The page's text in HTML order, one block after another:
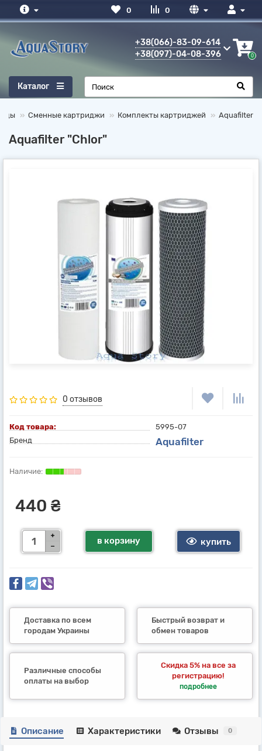
0
0
+38(066)-83-09-614
+38(097)-04-08-396
0
Каталог
Сменные картриджи Комплекты картриджей Aquafilter
Aquafilter "Chlor"
0 отзывов
Код товара:
5995-07
Бренд
Aquafilter
440 ₴
в корзину купить
Доставка по всем
городам Украины
Быстрый возврат и
обмен товаров
Различные способы
оплаты на выбор
Скидка 5% на все за
регистрацию!
подробнее
Описание Характеристики Отзывы 0